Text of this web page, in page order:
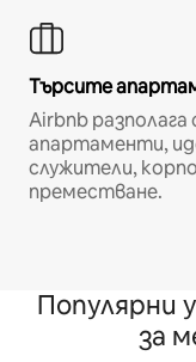
Търсите
Airbnb разполага
апартаменти,
служители,
преместване.
Популярни
за